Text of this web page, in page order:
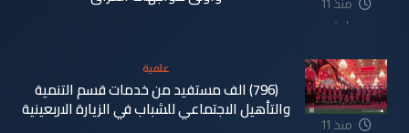
منذ 11
ساعة
منذ 11
علمية
(796) الف مستفيد من خدمات قسم التنمية
والتأهيل الاجتماعي للشباب في الزيارة الاربعينية